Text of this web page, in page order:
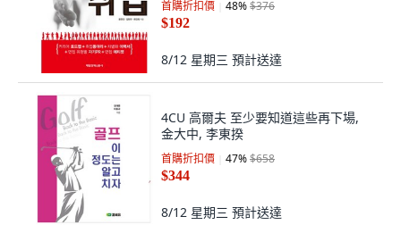
首購折扣價 48%$376
$192
8/12 星期三 預計送達
4CU 高爾夫 至少要知道這些再下場,
金大中, 李東揆
首購折扣價 47%$658
$344
8/12 星期三 預計送達